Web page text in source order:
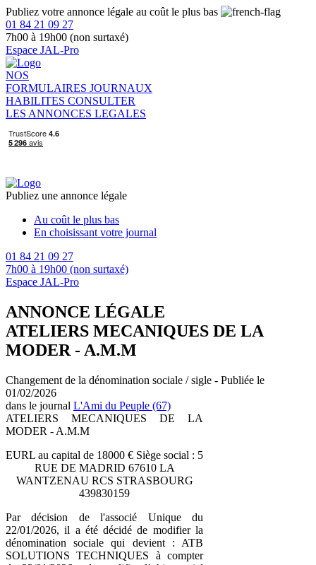
Publiez votre annonce légale au coût le plus bas
01 84 21 09 27
7h00 à 19h00 (non surtaxé)
Espace JAL-Pro
NOS
FORMULAIRES JOURNAUX
HABILITES CONSULTER
LES ANNONCES LEGALES
Publiez une annonce légale
Au coût le plus bas
En choisissant votre journal
01 84 21 09 27
7h00 à 19h00 (non surtaxé)
Espace JAL-Pro
ANNONCE LÉGALE
ATELIERS MECANIQUES DE LA
MODER - A.M.M
Changement de la dénomination sociale / sigle - Publiée le
01/02/2026
dans le journal L'Ami du Peuple (67)
ATELIERS MECANIQUES DE LA
MODER - A.M.M
EURL au capital de 18000 € Siège social : 5
RUE DE MADRID 67610 LA
WANTZENAU RCS STRASBOURG
439830159
Par décision de l'associé Unique du
22/01/2026, il a été décidé de modifier la
dénomination sociale qui devient : ATB
SOLUTIONS TECHNIQUES à compter